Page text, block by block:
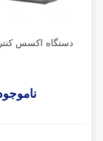
دستگاه اکسس کنترل